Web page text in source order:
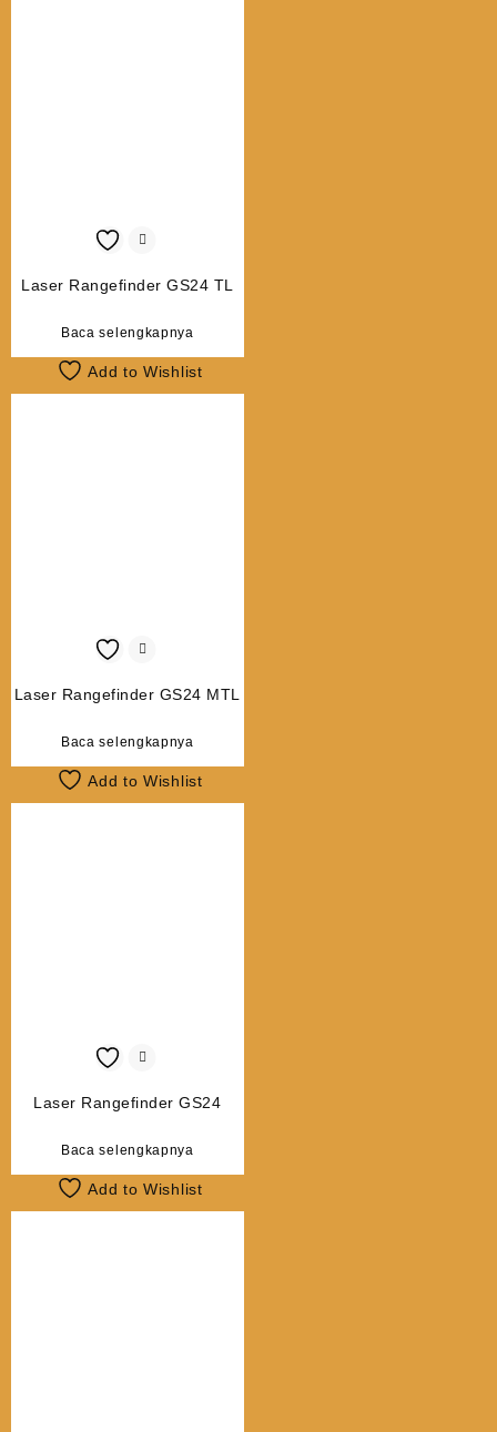
Laser Rangefinder GS24 TL
Baca selengkapnya
Add to Wishlist
Laser Rangefinder GS24 MTL
Baca selengkapnya
Add to Wishlist
Laser Rangefinder GS24
Baca selengkapnya
Add to Wishlist